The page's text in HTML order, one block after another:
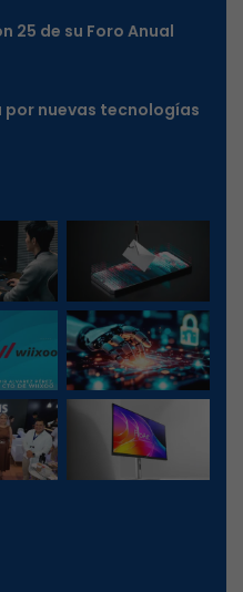
25 de su Foro Anual
nuevas tecnologías